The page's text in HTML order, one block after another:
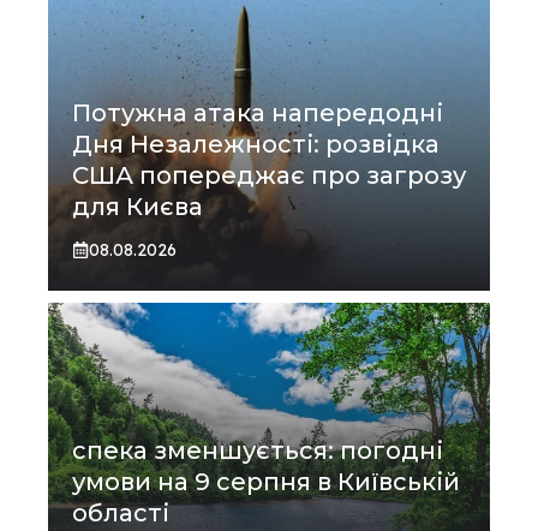
Потужна атака напередодні
Дня Незалежності: розвідка
США попереджає про загрозу
для Києва
08.08.2026
спека зменшується: погодні
умови на 9 серпня в Київській
області